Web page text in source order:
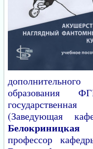
образования
(Заведующая
профессор